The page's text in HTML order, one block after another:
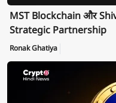
MST Blockchain और
Strategic Partnership
Ronak Ghatiya